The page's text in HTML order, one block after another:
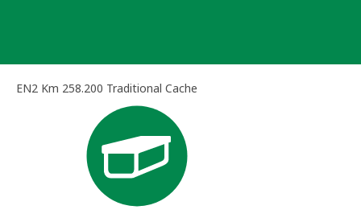
EN2 Km 258.200 Traditional Cache